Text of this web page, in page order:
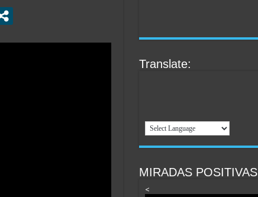
Translate:
MIRADAS POSITIVAS
<